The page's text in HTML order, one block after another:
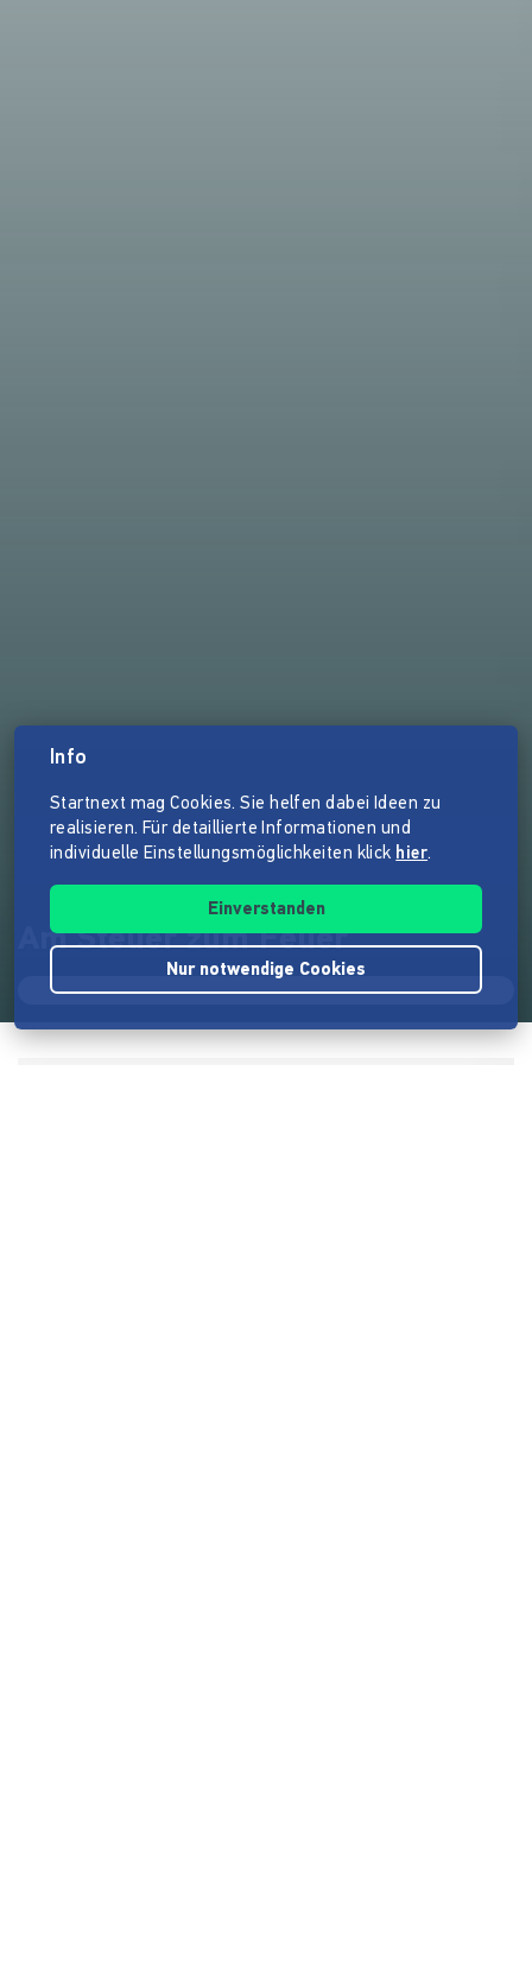
Am Steuer zum Feuer
Info
Startnext mag Cookies. Sie helfen dabei Ideen zu
realisieren. Für detaillierte Informationen und
individuelle Einstellungsmöglichkeiten klick hier.
Einverstanden
Nur notwendige Cookies